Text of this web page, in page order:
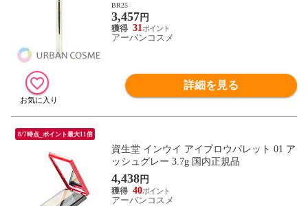
BR25
3,457円
31
アーバンコスメ
詳細を見る
8/7時点_ポイント最大11倍
資生堂 インウイ アイブロウパレット 01 ア
ッシュグレー 3.7g 国内正規品
4,438円
40
アーバンコスメ